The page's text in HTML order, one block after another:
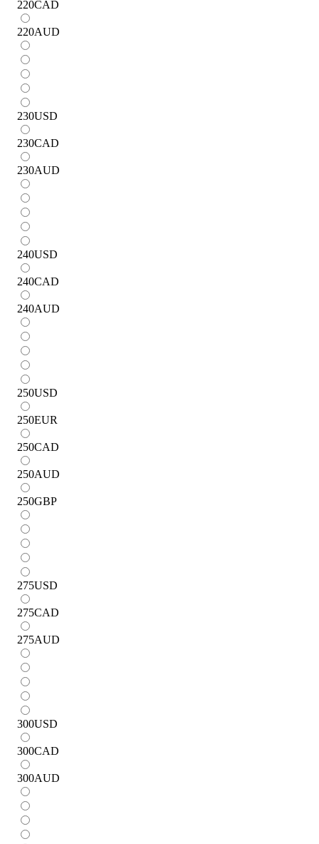
220CAD
220AUD
230USD
230CAD
230AUD
240USD
240CAD
240AUD
250USD
250EUR
250CAD
250AUD
250GBP
275USD
275CAD
275AUD
300USD
300CAD
300AUD